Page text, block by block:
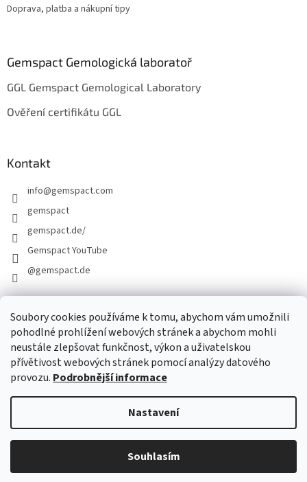
Soubory cookies používáme k tomu, abychom vám umožnili
pohodlné prohlížení webových stránek a abychom mohli
neustále zlepšovat funkčnost, výkon a uživatelskou
přívětivost webových stránek pomocí analýzy datového
provozu. Podrobnější informace
Nastavení
Souhlasím
Doprava, platba a nákupní tipy
Gemspact Gemologická laboratoř
GGL Gemspact Gemological Laboratory
Ověření certifikátu GGL
Kontakt
info@gemspact.com
gemspact
gemspact.de/
Gemspact YouTube
@gemspact.de
KONTAKTNÍ FORMULÁŘ
Vytvořil Shoptet
gemspact.com. Všechna práva vyhrazena.